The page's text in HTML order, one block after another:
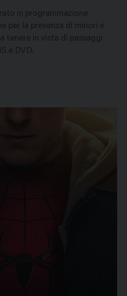
in programmazione
per la presenza di minori e
tenere in vista di passaggi
e DVD.